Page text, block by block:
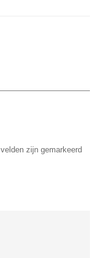
zijn gemarkeerd